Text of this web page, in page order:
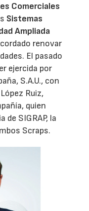
Comerciales
Sistemas
Ampliada
renovar
El pasado
ejercida por
S.A.U., con
Ruiz,
quien
de SIGRAP, la
Scraps.